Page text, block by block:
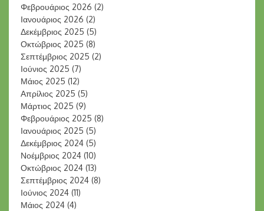
Φεβρουάριος 2026 (2)
Ιανουάριος 2026 (2)
Δεκέμβριος 2025 (5)
Οκτώβριος 2025 (8)
Σεπτέμβριος 2025 (2)
Ιούνιος 2025 (7)
Μάιος 2025 (12)
Απρίλιος 2025 (5)
Μάρτιος 2025 (9)
Φεβρουάριος 2025 (8)
Ιανουάριος 2025 (5)
Δεκέμβριος 2024 (5)
Νοέμβριος 2024 (10)
Οκτώβριος 2024 (13)
Σεπτέμβριος 2024 (8)
Ιούνιος 2024 (11)
Μάιος 2024 (4)